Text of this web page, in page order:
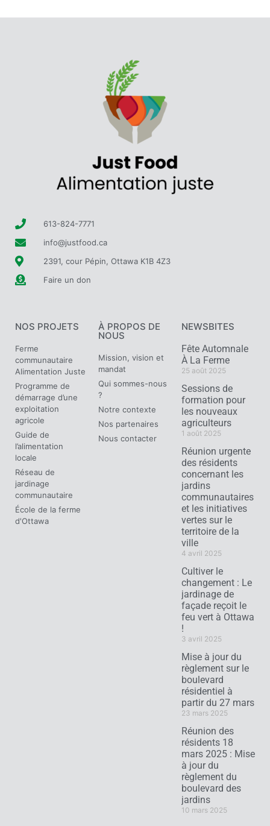
613-824-7771
info@justfood.ca
2391, cour Pépin, Ottawa K1B 4Z3
Faire un don
NOS PROJETS
Ferme
communautaire
Alimentation Juste
Programme de
démarrage d’une
exploitation
agricole
Guide de
l’alimentation
locale
Réseau de
jardinage
communautaire
École de la ferme
d'Ottawa
À PROPOS DE
NOUS
Mission, vision et
mandat
Qui sommes-nous
?
Notre contexte
Nos partenaires
Nous contacter
NEWSBITES
Fête Automnale
À La Ferme
25 août 2025
Sessions de
formation pour
les nouveaux
agriculteurs
1 août 2025
Réunion urgente
des résidents
concernant les
jardins
communautaires
et les initiatives
vertes sur le
territoire de la
ville
4 avril 2025
Cultiver le
changement : Le
jardinage de
façade reçoit le
feu vert à Ottawa
!
3 avril 2025
Mise à jour du
règlement sur le
boulevard
résidentiel à
partir du 27 mars
23 mars 2025
Réunion des
résidents 18
mars 2025 : Mise
à jour du
règlement du
boulevard des
jardins
10 mars 2025